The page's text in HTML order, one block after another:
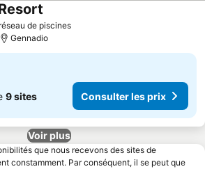
de piscinesConsulter les prix
Gennadio
9 sites Consulter les prix
Voir plus
que nous recevons des sites de
constamment. Par conséquent, il se peut que